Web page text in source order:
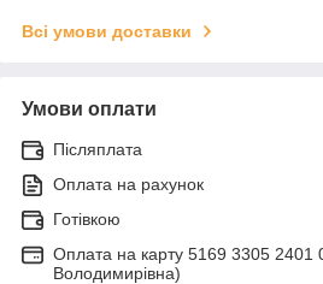
Всі умови доставки
Умови оплати
Післяплата
Оплата на рахунок
Готівкою
Оплата на карту 5169 3305 2401
Володимирівна)